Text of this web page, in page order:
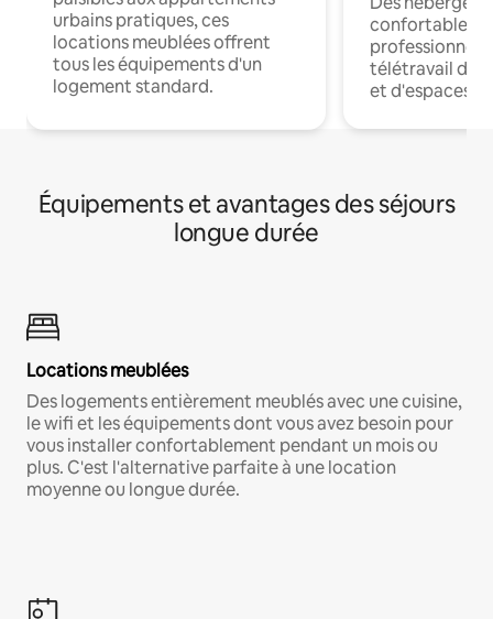
urbains pratiques, ces
locations meublées offrent
tous les équipements d'un
logement standard.
confortables
professionnels
télétravail
et d'espaces
Équipements et avantages des séjours
longue durée
Locations meublées
Des logements entièrement meublés avec une cuisine,
le wifi et les équipements dont vous avez besoin pour
vous installer confortablement pendant un mois ou
plus. C'est l'alternative parfaite à une location
moyenne ou longue durée.